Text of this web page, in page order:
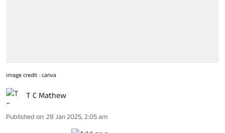
image credit : canva
T C Mathew
Published on: 28 Jan 2025, 2:05 am